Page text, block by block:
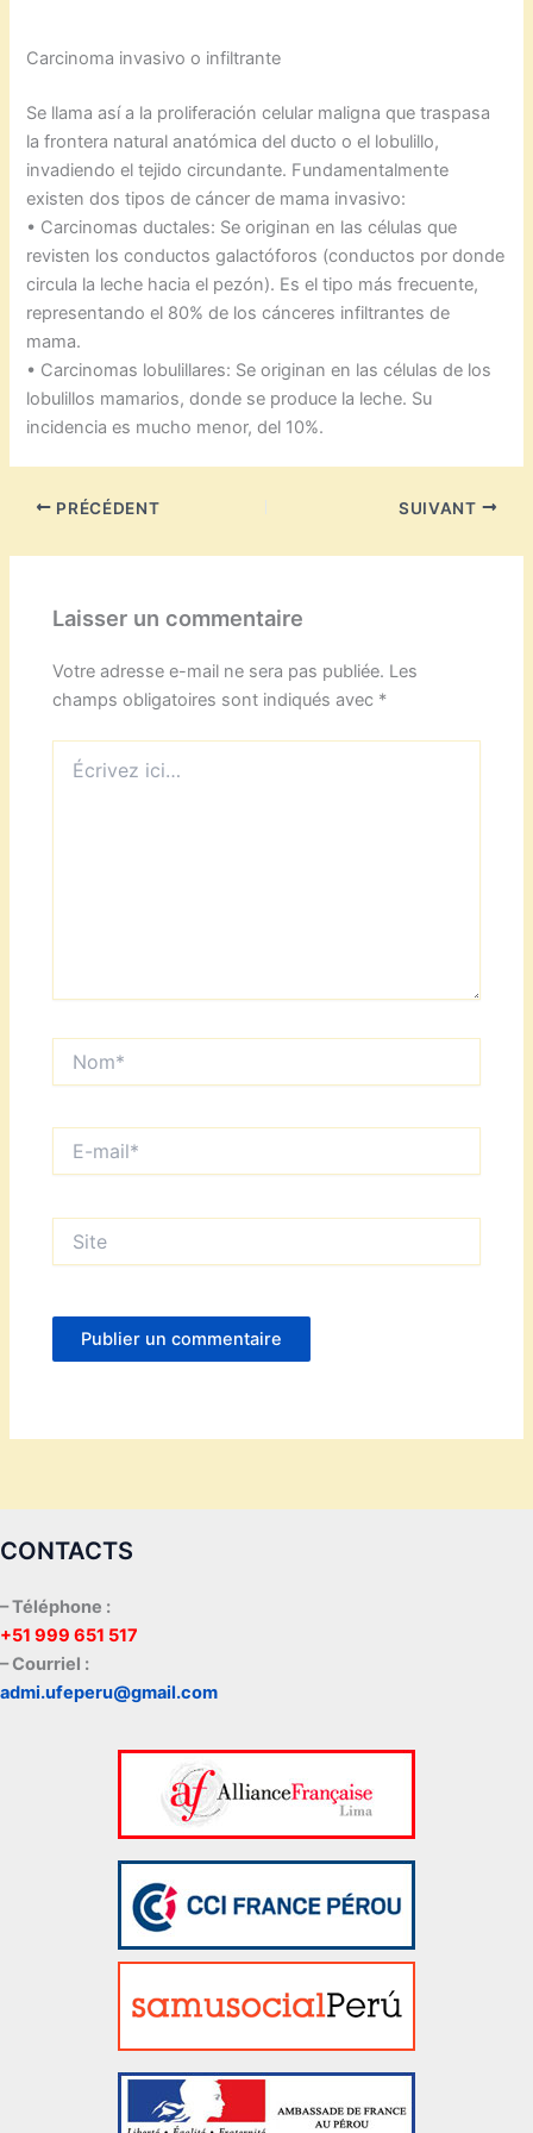
Carcinoma invasivo o infiltrante
Se llama así a la proliferación celular maligna que traspasa
la frontera natural anatómica del ducto o el lobulillo,
invadiendo el tejido circundante. Fundamentalmente
existen dos tipos de cáncer de mama invasivo:
• Carcinomas ductales: Se originan en las células que
revisten los conductos galactóforos (conductos por donde
circula la leche hacia el pezón). Es el tipo más frecuente,
representando el 80% de los cánceres infiltrantes de
mama.
• Carcinomas lobulillares: Se originan en las células de los
lobulillos mamarios, donde se produce la leche. Su
incidencia es mucho menor, del 10%.
PRÉCÉDENT SUIVANT
Laisser un commentaire
Votre adresse e-mail ne sera pas publiée. Les
champs obligatoires sont indiqués avec *
ici…
mail*
CONTACTS
– Téléphone :
+51 999 651 517
– Courriel :
admi.ufeperu@gmail.com